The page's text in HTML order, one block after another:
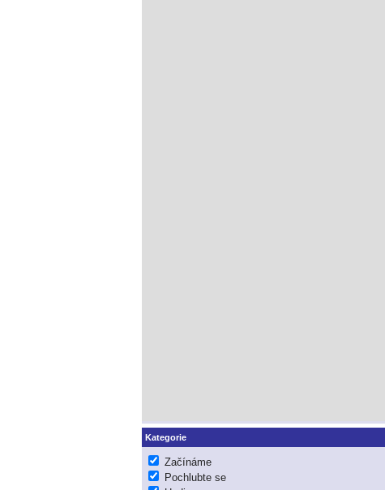
Kategorie
Začínáme
Pochlubte se